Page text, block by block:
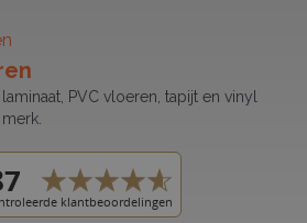
PVC vloeren, tapijt en vinyl